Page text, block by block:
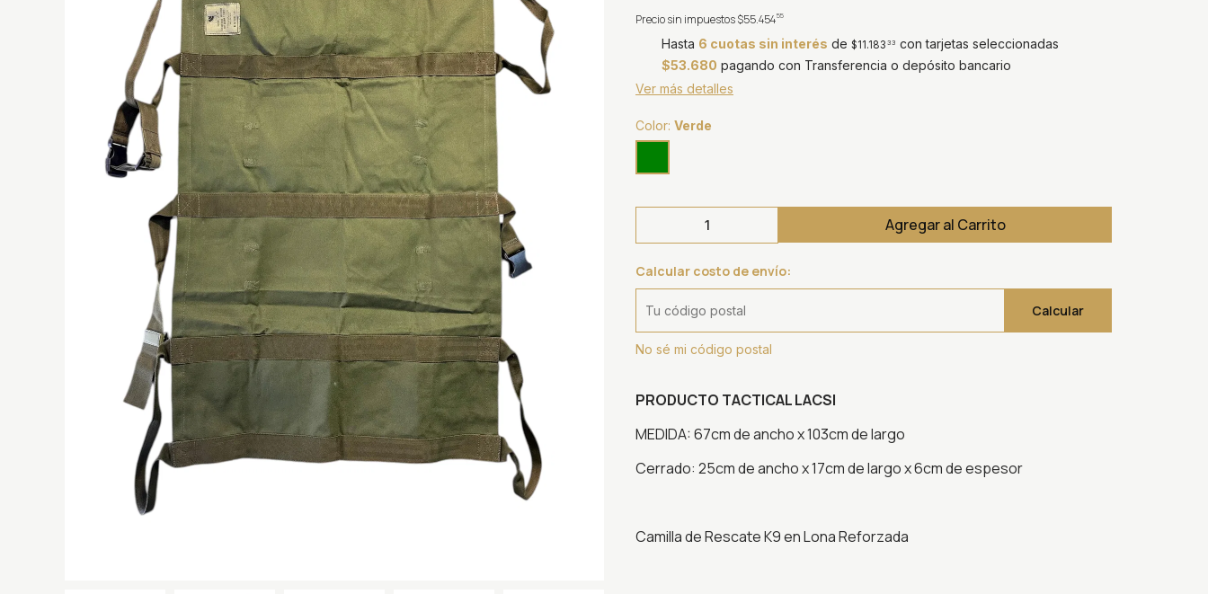
Precio sin impuestos$55.45455
Hasta 6 cuotas sin interés de $11.183 33 con tarjetas seleccionadas
$53.680 pagando con Transferencia o depósito bancario
Ver más detalles
Color: Verde
Agregar al Carrito
Calcular costo de envío:
Calcular
No sé mi código postal
PRODUCTO TACTICAL LACSI
MEDIDA: 67cm de ancho x 103cm de largo
Cerrado: 25cm de ancho x 17cm de largo x 6cm de espesor
Camilla de Rescate K9 en Lona Reforzada